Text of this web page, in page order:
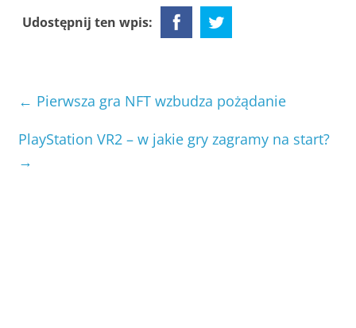
Udostępnij ten wpis:
← Pierwsza gra NFT wzbudza pożądanie
PlayStation VR2 – w jakie gry zagramy na start?
→